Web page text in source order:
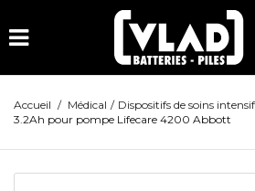
Accueil / Médical / Dispositifs de soins
3.2Ah pour pompe Lifecare 4200 Abbott